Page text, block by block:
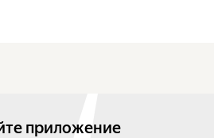
приложение